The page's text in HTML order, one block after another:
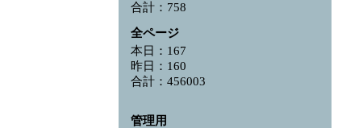
合計：758
全ページ
本日：167
昨日：160
合計：456003
管理用